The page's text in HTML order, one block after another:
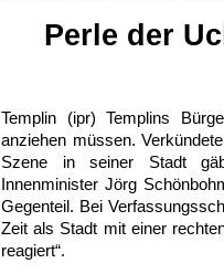
Perle der
Templin (ipr) Templins
anziehen müssen.
Szene in seiner Stadt
Innenminister Jörg
Gegenteil. Bei
Zeit als Stadt mit einer
reagiert“.